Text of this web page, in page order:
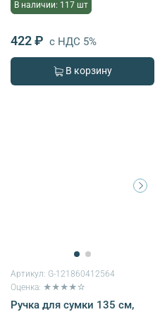
В наличии: 117 шт
422 ₽ с НДС 5%
В корзину
Артикул: G-121860412564
Оценка: ★★★★☆
Ручка для сумки 135 см,